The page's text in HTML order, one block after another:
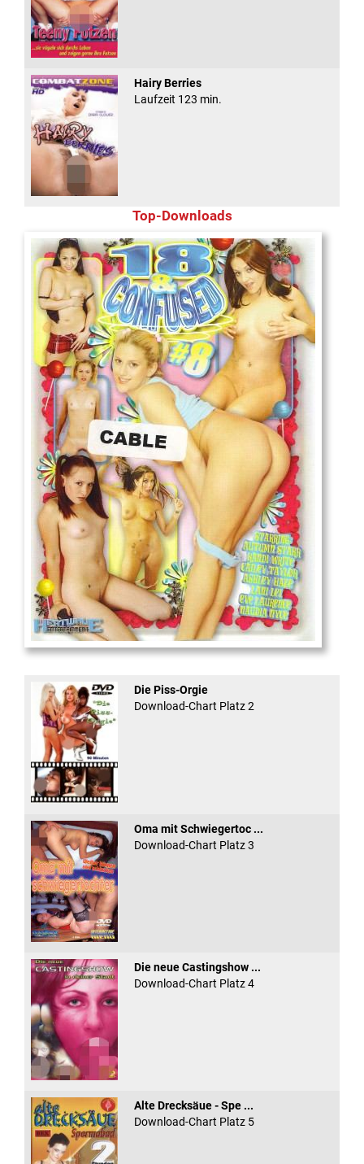
Hairy Berries
Laufzeit 123 min.
Top-Downloads
And Confused #8 - ...
Die Piss-Orgie
Download-Chart Platz 2
Oma mit Schwiegertoc ...
Download-Chart Platz 3
Die neue Castingshow ...
Download-Chart Platz 4
Alte Drecksäue - Spe ...
Download-Chart Platz 5